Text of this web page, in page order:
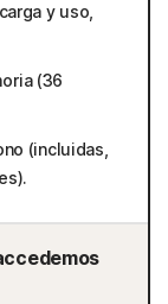
y uso,
(36
(incluidas,